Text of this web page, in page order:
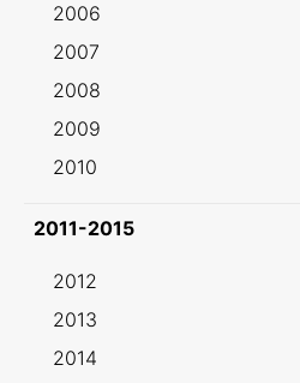
2006
2007
2008
2009
2010
2011-2015
2012
2013
2014